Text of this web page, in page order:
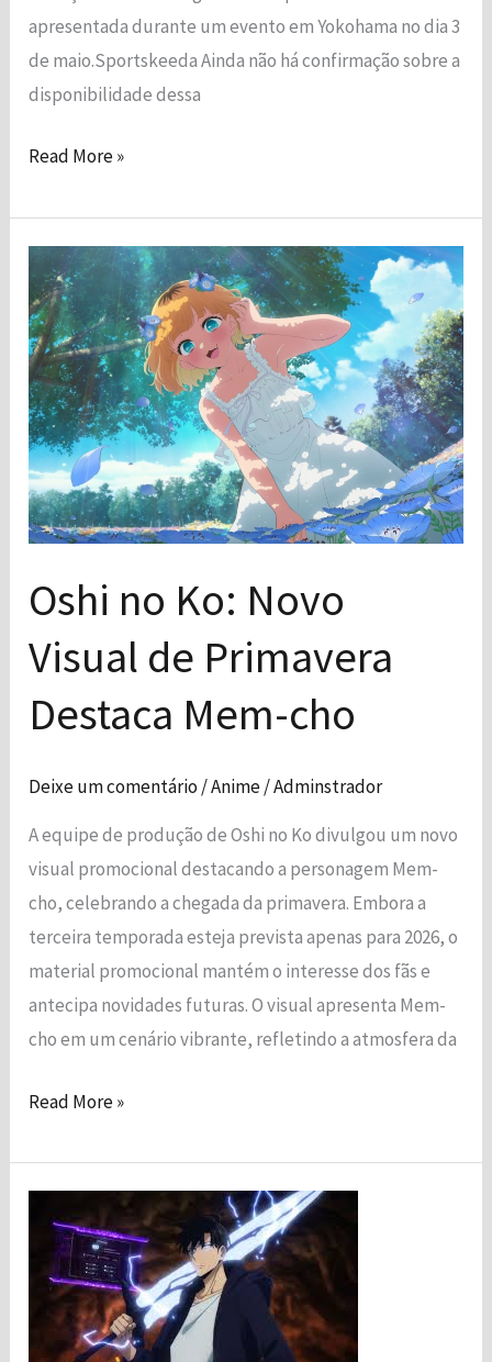
apresentada durante um evento em Yokohama no dia 3
de maio.Sportskeeda Ainda não há confirmação sobre a
disponibilidade dessa
Read More »
Oshi no Ko: Novo
Visual de Primavera
Destaca Mem-cho
Deixe um comentário /Anime/Adminstrador
A equipe de produção de Oshi no Ko divulgou um novo
visual promocional destacando a personagem Mem-
cho, celebrando a chegada da primavera. Embora a
terceira temporada esteja prevista apenas para 2026, o
material promocional mantém o interesse dos fãs e
antecipa novidades futuras. O visual apresenta Mem-
cho em um cenário vibrante, refletindo a atmosfera da
Oshi
no
Ko:
Novo
Visual
de
Primavera
Destaca
Mem-
Read More »
Leveling:
Produtor
Indica
Boas